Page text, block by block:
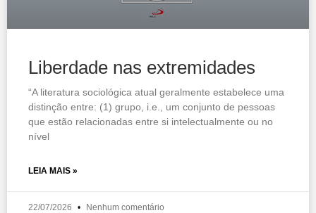
Liberdade nas extremidades
“A literatura sociológica atual geralmente estabelece uma
distinção entre: (1) grupo, i.e., um conjunto de pessoas
que estão relacionadas entre si intelectualmente ou no
nível
LEIA MAIS »
22/07/2026 Nenhum comentário